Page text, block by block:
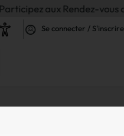
aux Rendez-vous de
Se connecter / S'inscrire